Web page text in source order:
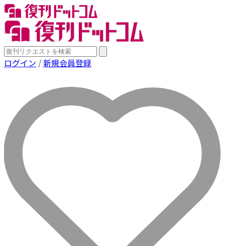
ログイン /新規会員登録